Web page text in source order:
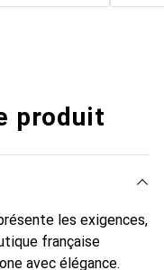
produit
les exigences,
française
avec élégance.